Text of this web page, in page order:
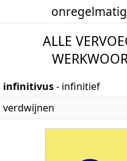
ALLE
infinitivus- infinitief
verdwijnen